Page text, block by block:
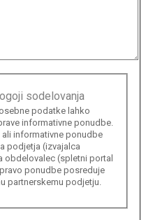
sodelovanja
podatke lahko
informativne ponudbe.
informativne ponudbe
podjetja (izvajalca
obdelovalec (spletni portal
ponudbe posreduje
partnerskemu podjetju.